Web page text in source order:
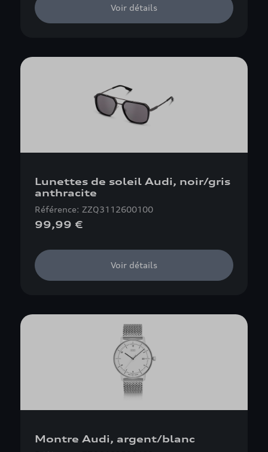
Voir détails
Lunettes de soleil Audi, noir/gris
anthracite
Référence: ZZQ3112600100
99,99 €
Voir détails
Montre Audi, argent/blanc